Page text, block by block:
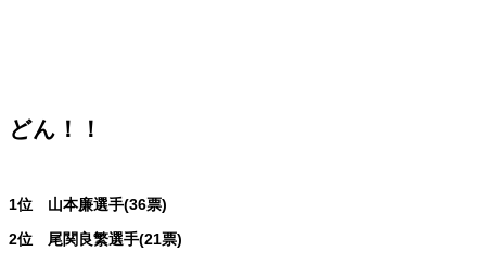
どん！！
1位 山本廉選手(36票)
2位 尾関良繁選手(21票)